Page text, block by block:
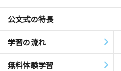
公文式の特長
学習の流れ
無料体験学習